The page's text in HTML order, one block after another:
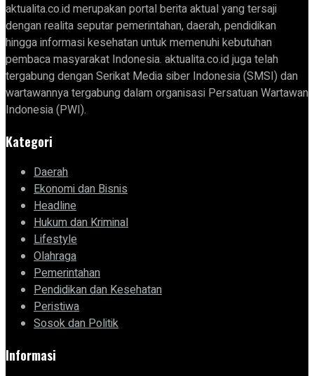
aktualita.co.id merupakan portal berita aktual yang tersaji
dengan realita seputar pemerintahan, daerah, pendidikan
hingga informasi kesehatan untuk memenuhi kebutuhan
pembaca masyarakat Indonesia. aktualita.co.id juga telah
tergabung dengan Serikat Media siber Indonesia (SMSI) dan
wartawannya tergabung dalam organisasi Persatuan Wartawan
Indonesia (PWI).
Kategori
Daerah
Ekonomi dan Bisnis
Headline
Hukum dan Kriminal
Lifestyle
Olahraga
Pemerintahan
Pendidikan dan Kesehatan
Peristiwa
Sosok dan Politik
Informasi